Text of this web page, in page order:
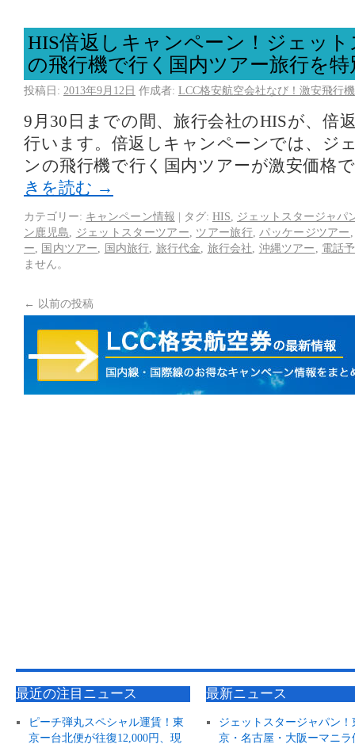
HIS倍返しキャンペーン！ジェッ
の飛行機で行く国内ツアー旅行を
投稿日: 2013年9月12日 作成者: LCC格安航空会社なび！激安飛行
9月30日までの間、旅行会社のHISが、倍
行います。倍返しキャンペーンでは、ジ
ンの飛行機で行く国内ツアーが激安価格
きを読む →
カテゴリー: キャンペーン情報 | タグ: HIS
ジェットスタージャパ
ン鹿児島
ジェットスターツアー ツアー旅行, パッケージツアー
ー
国内ツアー 国内旅行 旅行代金 旅行会社 沖縄ツアー
電話
ません。
← 以前の投稿
最近の注目ニュース
ピーチ弾丸スペシャル運賃！東
京ー台北便が往復12,000円、現
最新ニュース
ジェットスタージャパン！
京・名古屋・大阪ーマニラ